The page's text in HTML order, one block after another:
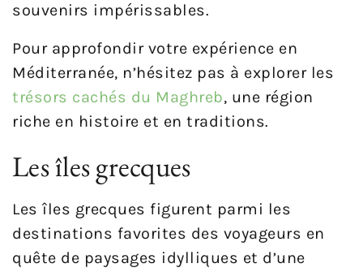
souvenirs impérissables.
Pour approfondir votre expérience en
Méditerranée, n’hésitez pas à explorer les
trésors cachés du Maghreb, une région
riche en histoire et en traditions.
Les îles grecques
Les îles grecques figurent parmi les
destinations favorites des voyageurs en
quête de paysages idylliques et d’une